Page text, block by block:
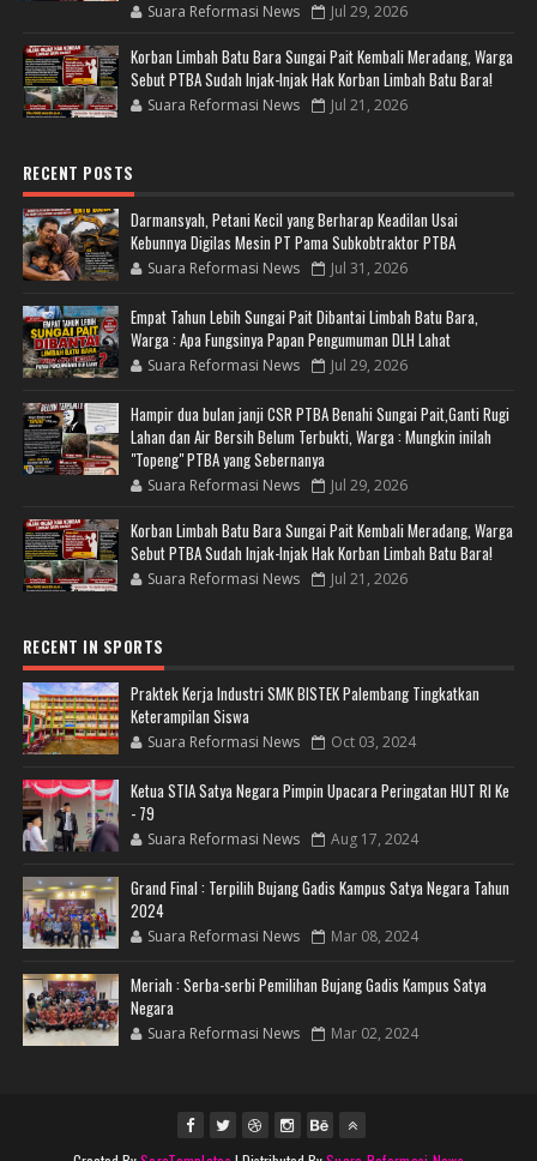
Suara Reformasi News Jul 29, 2026
Korban Limbah Batu Bara Sungai Pait Kembali Meradang, Warga
Sebut PTBA Sudah Injak-Injak Hak Korban Limbah Batu Bara!
Suara Reformasi News Jul 21, 2026
RECENT POSTS
Darmansyah, Petani Kecil yang Berharap Keadilan Usai
Kebunnya Digilas Mesin PT Pama Subkobtraktor PTBA
Suara Reformasi News Jul 31, 2026
Empat Tahun Lebih Sungai Pait Dibantai Limbah Batu Bara,
Warga : Apa Fungsinya Papan Pengumuman DLH Lahat
Suara Reformasi News Jul 29, 2026
Hampir dua bulan janji CSR PTBA Benahi Sungai Pait,Ganti Rugi
Lahan dan Air Bersih Belum Terbukti, Warga : Mungkin inilah
"Topeng" PTBA yang Sebernanya
Suara Reformasi News Jul 29, 2026
Korban Limbah Batu Bara Sungai Pait Kembali Meradang, Warga
Sebut PTBA Sudah Injak-Injak Hak Korban Limbah Batu Bara!
Suara Reformasi News Jul 21, 2026
RECENT IN SPORTS
Praktek Kerja Industri SMK BISTEK Palembang Tingkatkan
Keterampilan Siswa
Suara Reformasi News Oct 03, 2024
Ketua STIA Satya Negara Pimpin Upacara Peringatan HUT RI Ke
- 79
Suara Reformasi News Aug 17, 2024
Grand Final : Terpilih Bujang Gadis Kampus Satya Negara Tahun
2024
Suara Reformasi News Mar 08, 2024
Meriah : Serba-serbi Pemilihan Bujang Gadis Kampus Satya
Negara
Suara Reformasi News Mar 02, 2024